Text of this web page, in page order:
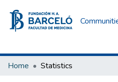
Home Statistics